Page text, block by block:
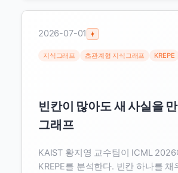
2026-07-01
지식그래프 초관계형 지식그래프 KREPE
빈칸이 많아도 새 사실을
그래프
KAIST 황지영 교수팀이 ICML
KREPE를 분석한다. 빈칸 하나를 채